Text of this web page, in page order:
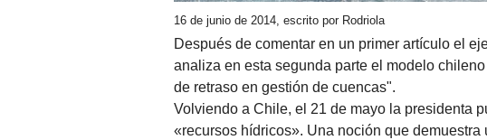
16 de junio de 2014, escrito por Rodriola
Después de comentar en un primer artículo el
analiza en esta segunda parte el modelo
de retraso en gestión de cuencas".
Volviendo a Chile, el 21 de mayo la presidenta
«recursos hídricos». Una noción que